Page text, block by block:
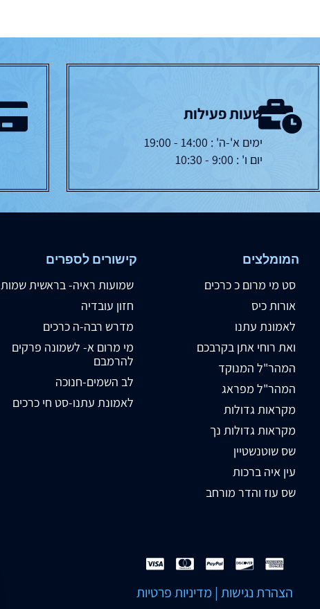
שעות פעילות
ימים א'-ה' : 14:00 - 19:00
יום ו' : 9:00 - 10:30
המומלצים
סט מי מרום כ כרכים
אורות כיס
לאמונת עתנו
ואת רוחי אתן בקרבכם
המהר"ל המנוקד
המהר"ל מפראג
מקראות גדולות
מקראות גדולות נך
שס שוטנשטיין
עין איה ברכות
שס עוז והדר מורחב
קישורים לספרים
שמועות ראיה- בראשית שמות
חזון עובדיה
מדרש רבה-ה כרכים
מי מרום א- לשמונה פרקים
להרמבם
לב השמים-חנוכה
לאמונת עתנו-סט חי כרכים
הצהרת נגישות | מדיניות פרטיות